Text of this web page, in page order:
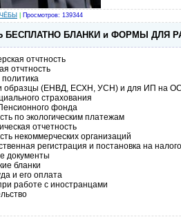
Просмотров: 139344
БЕСПЛАТНО БЛАНКИ и ФОРМЫ ДЛЯ
отчтность
отчтность
образцы (ЕНВД, ЕСХН, УСН) и для ИП на
страхования
фонда
по экологическим платежам
отчетность
некоммерческих организаций
регистрация и постановка на
документы
бланки
и его оплата
работе с иностранцами